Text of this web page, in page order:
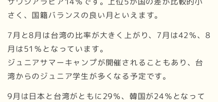
さく、国籍バランスの良い月といえます。
7月と8月は台湾の比率が大きく上がり、7月は42％、8
月は51％となっています。
ジュニアサマーキャンプが開催されることもあり、台
湾からのジュニア学生が多くなる予定です。
9月は日本と台湾がともに29％、韓国が24％となって